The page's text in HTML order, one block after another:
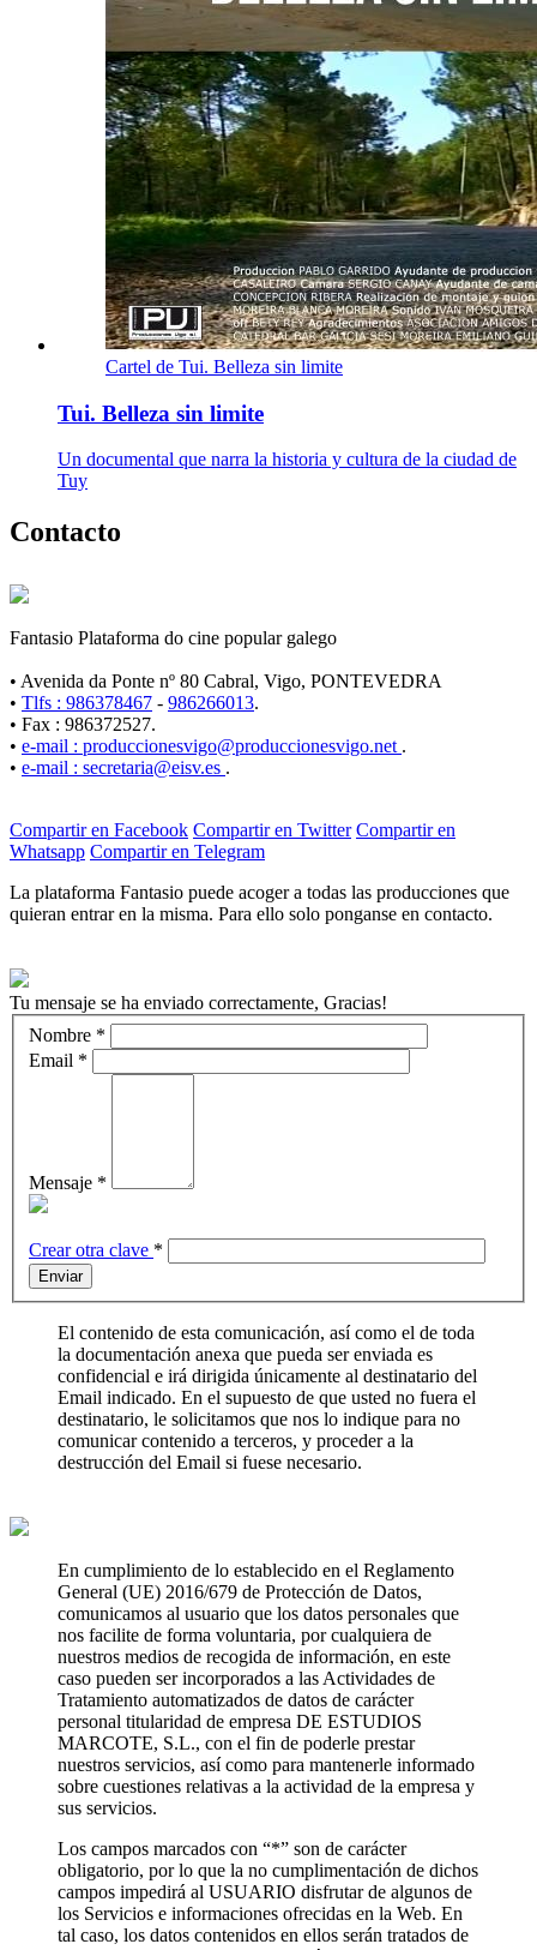
Cartel de Tui. Belleza sin limite
Tui. Belleza sin limite
Un documental que narra la historia y cultura de la ciudad de
Tuy
Contacto
Fantasio Plataforma do cine popular galego
• Avenida da Ponte nº 80 Cabral, Vigo, PONTEVEDRA
• Tlfs : 986378467 - 986266013.
• Fax : 986372527.
• e-mail : produccionesvigo@produccionesvigo.net .
• e-mail : secretaria@eisv.es .
Compartir en Facebook Compartir en Twitter Compartir en
Whatsapp Compartir en Telegram
La plataforma Fantasio puede acoger a todas las producciones que
quieran entrar en la misma. Para ello solo ponganse en contacto.
Tu mensaje se ha enviado correctamente, Gracias!
Nombre *
Email *
Mensaje *
Crear otra clave *
Enviar
El contenido de esta comunicación, así como el de toda
la documentación anexa que pueda ser enviada es
confidencial e irá dirigida únicamente al destinatario del
Email indicado. En el supuesto de que usted no fuera el
destinatario, le solicitamos que nos lo indique para no
comunicar contenido a terceros, y proceder a la
destrucción del Email si fuese necesario.
En cumplimiento de lo establecido en el Reglamento
General (UE) 2016/679 de Protección de Datos,
comunicamos al usuario que los datos personales que
nos facilite de forma voluntaria, por cualquiera de
nuestros medios de recogida de información, en este
caso pueden ser incorporados a las Actividades de
Tratamiento automatizados de datos de carácter
personal titularidad de empresa DE ESTUDIOS
MARCOTE, S.L., con el fin de poderle prestar
nuestros servicios, así como para mantenerle informado
sobre cuestiones relativas a la actividad de la empresa y
sus servicios.
Los campos marcados con “*” son de carácter
obligatorio, por lo que la no cumplimentación de dichos
campos impedirá al USUARIO disfrutar de algunos de
los Servicios e informaciones ofrecidas en la Web. En
tal caso, los datos contenidos en ellos serán tratados de